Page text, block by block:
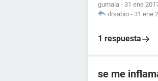
gumala - 31 ene
drsabio - 31 ene
1 respuesta
se me